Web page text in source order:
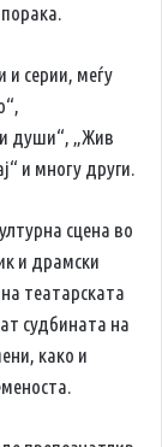
и серии, меѓу
души“, „Жив
и многу други.
сцена во
и драмски
театарската
судбината на
како и